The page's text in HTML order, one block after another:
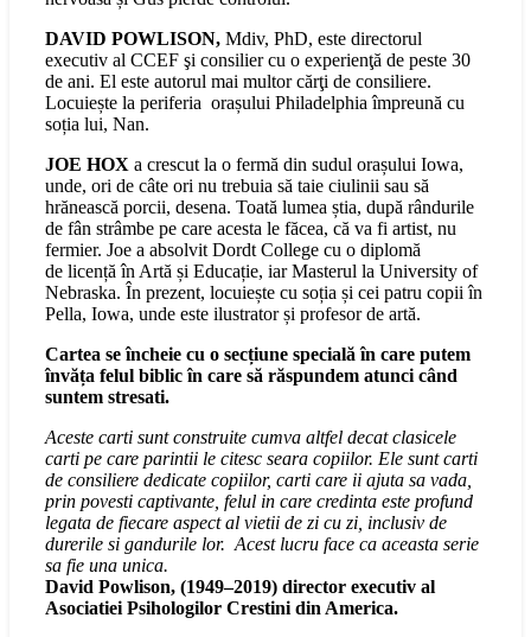
DAVID POWLISON, Mdiv, PhD, este directorul
executiv al CCEF şi consilier cu o experienţă de peste 30
de ani. El este autorul mai multor cărţi de consiliere.
Locuiește la periferia orașului Philadelphia împreună cu
soția lui, Nan.
JOE HOX a crescut la o fermă din sudul orașului Iowa,
unde, ori de câte ori nu trebuia să taie ciulinii sau să
hrănească porcii, desena. Toată lumea știa, după rândurile
de fân strâmbe pe care acesta le făcea, că va fi artist, nu
fermier. Joe a absolvit Dordt College cu o diplomă
de licență în Artă și Educație, iar Masterul la University of
Nebraska. În prezent, locuiește cu soția și cei patru copii în
Pella, Iowa, unde este ilustrator și profesor de artă.
Cartea se încheie cu o secțiune specială în care putem
învăța felul biblic în care să răspundem atunci când
suntem stresati.
Aceste carti sunt construite cumva altfel decat clasicele
carti pe care parintii le citesc seara copiilor. Ele sunt carti
de consiliere dedicate copiilor, carti care ii ajuta sa vada,
prin povesti captivante, felul in care credinta este profund
legata de fiecare aspect al vietii de zi cu zi, inclusiv de
durerile si gandurile lor. Acest lucru face ca aceasta serie
sa fie una unica.
David Powlison, (1949–2019) director executiv al
Asociatiei Psihologilor Crestini din America.